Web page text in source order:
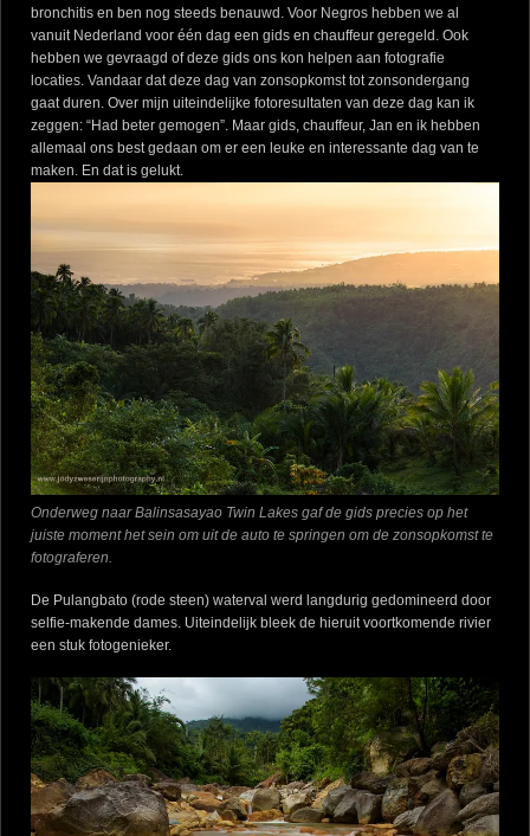
bronchitis en ben nog steeds benauwd. Voor Negros hebben we al
vanuit Nederland voor één dag een gids en chauffeur geregeld. Ook
hebben we gevraagd of deze gids ons kon helpen aan fotografie
locaties. Vandaar dat deze dag van zonsopkomst tot zonsondergang
gaat duren. Over mijn uiteindelijke fotoresultaten van deze dag kan ik
zeggen: “Had beter gemogen”. Maar gids, chauffeur, Jan en ik hebben
allemaal ons best gedaan om er een leuke en interessante dag van te
maken. En dat is gelukt.
Onderweg naar Balinsasayao Twin Lakes gaf de gids precies op het
juiste moment het sein om uit de auto te springen om de zonsopkomst te
fotograferen.
De Pulangbato (rode steen) waterval werd langdurig gedomineerd door
selfie-makende dames. Uiteindelijk bleek de hieruit voortkomende rivier
een stuk fotogenieker.